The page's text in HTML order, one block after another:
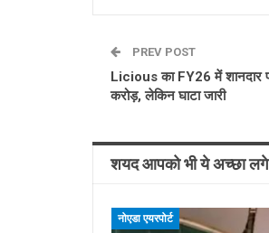
PREV POST
Licious का FY26 में शानदार
करोड़, लेकिन घाटा जारी
शयद आपको भी ये अच्छा लगे
नोएडा एयरपोर्ट